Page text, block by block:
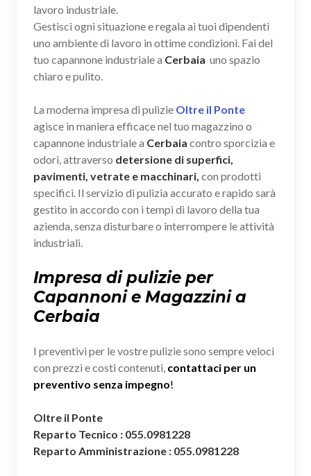
lavoro industriale.
Gestisci ogni situazione e regala ai tuoi dipendenti
uno ambiente di lavoro in ottime condizioni. Fai del
tuo capannone industriale a Cerbaia uno spazio
chiaro e pulito.
La moderna impresa di pulizie Oltre il Ponte
agisce in maniera efficace nel tuo magazzino o
capannone industriale a Cerbaia contro sporcizia e
odori, attraverso detersione di superfici,
pavimenti, vetrate e macchinari, con prodotti
specifici. Il servizio di pulizia accurato e rapido sarà
gestito in accordo con i tempi di lavoro della tua
azienda, senza disturbare o interrompere le attività
industriali.
Impresa di pulizie per
Capannoni e Magazzini a
Cerbaia
I preventivi per le vostre pulizie sono sempre veloci
con prezzi e costi contenuti, contattaci per un
preventivo senza impegno!
Oltre il Ponte
Reparto Tecnico : 055.0981228
Reparto Amministrazione : 055.0981228